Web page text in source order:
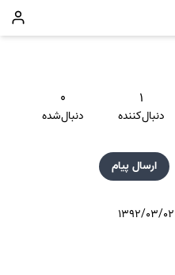
۱
دنبال‌کننده
۰
دنبال‌شده
ارسال پیام
۱۳۹۲/۰۳/۰۲